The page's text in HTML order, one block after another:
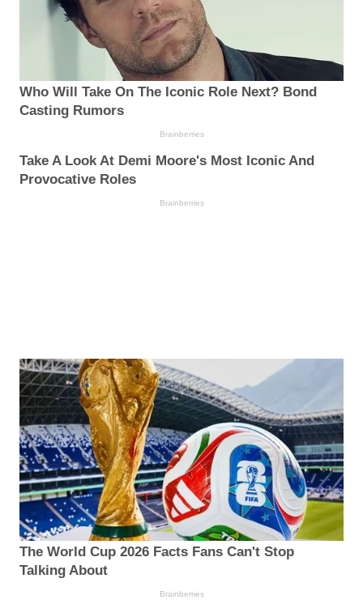
Who Will Take On The Iconic Role Next? Bond
Casting Rumors
Brainberries
Take A Look At Demi Moore's Most Iconic And
Provocative Roles
Brainberries
The World Cup 2026 Facts Fans Can't Stop
Talking About
Brainberries